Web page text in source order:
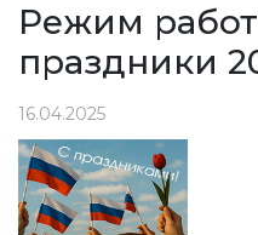
Режим
праздники
16.04.2025